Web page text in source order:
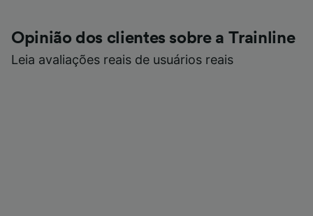
Opinião dos clientes sobre a Trainline
Leia avaliações reais de usuários reais